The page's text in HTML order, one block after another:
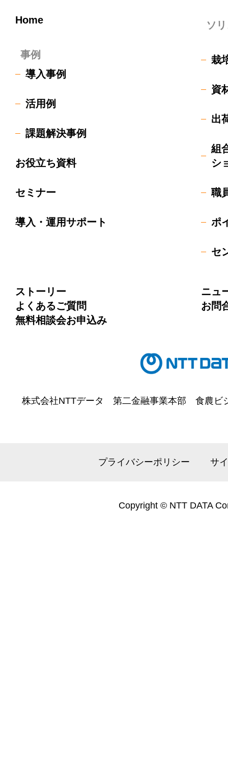
Home
事例
導入事例
活用例
課題解決事例
お役立ち資料
セミナー
導入・運用サポート
ソ
栽
資
出
組
シ
職
ポ
セ
ストーリー
ニュ
よくあるご質問
お問
無料相談会お申込み
株式会社NTTデータ 第二金融事業本部 食農
プライバシーポリシー サ
Copyright © NTT DATA